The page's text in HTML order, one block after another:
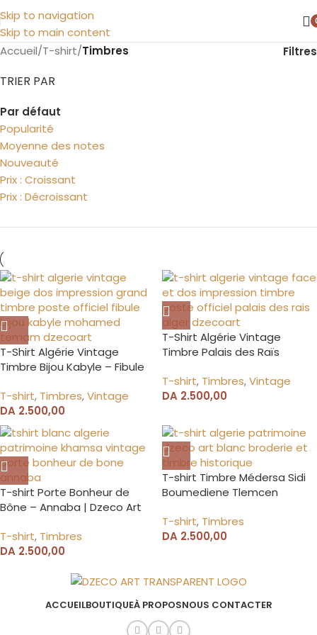
Skip to navigation
Skip to main content
Accueil/T-shirt/Timbres Filtres
TRIER PAR
Par défaut
Popularité
Moyenne des notes
Nouveauté
Prix : Croissant
Prix : Décroissant
T-Shirt Algérie Vintage
Timbre Bijou Kabyle – Fibule
T-shirt, Timbres,Vintage
DA 2.500,00
T-Shirt Algérie Vintage
Timbre Palais des Raïs
T-shirt, Timbres,Vintage
DA 2.500,00
T-shirt Porte Bonheur de
Bône – Annaba | Dzeco Art
T-shirt, Timbres
DA 2.500,00
T-shirt Timbre Médersa Sidi
Boumediene Tlemcen
T-shirt, Timbres
DA 2.500,00
ACCUEILBOUTIQUEÀ PROPOSNOUS CONTACTER